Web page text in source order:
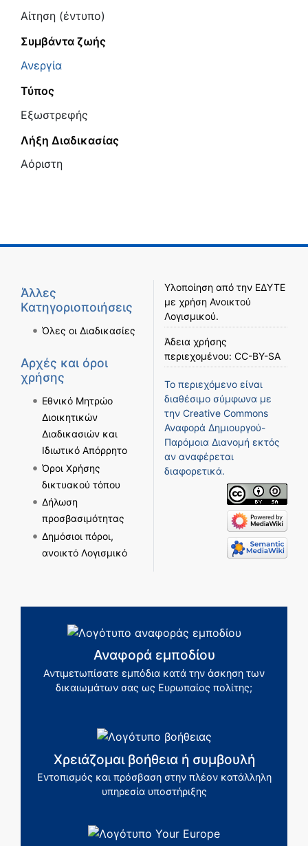
Αίτηση (έντυπο)
Συμβάντα ζωής
Ανεργία
Τύπος
Εξωστρεφής
Λήξη Διαδικασίας
Αόριστη
Άλλες
Κατηγοριοποιήσεις
Όλες οι Διαδικασίες
Αρχές και όροι
χρήσης
Εθνικό Μητρώο
Διοικητικών
Διαδικασιών και
Ιδιωτικό Απόρρητο
Όροι Χρήσης
δικτυακού τόπου
Δήλωση
προσβασιμότητας
Δημόσιοι πόροι,
ανοικτό Λογισμικό
Υλοποίηση από την ΕΔΥΤΕ
με χρήση Ανοικτού
Λογισμικού.
Άδεια χρήσης
περιεχομένου: CC-BY-SA
Το περιεχόμενο είναι
διαθέσιμο σύμφωνα με
την Creative Commons
Αναφορά Δημιουργού-
Παρόμοια Διανομή εκτός
αν αναφέρεται
διαφορετικά.
Αναφορά εμποδίου
Αντιμετωπίσατε εμπόδια κατά την άσκηση των
δικαιωμάτων σας ως Ευρωπαίος πολίτης;
Χρειάζομαι βοήθεια ή συμβουλή
Εντοπισμός και πρόσβαση στην πλέον κατάλληλη
υπηρεσία υποστήριξης